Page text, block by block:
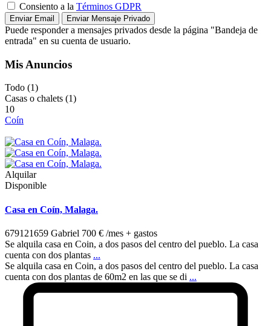
Consiento a la Términos GDPR
Puede responder a mensajes privados desde la página "Bandeja de
entrada" en su cuenta de usuario.
Mis Anuncios
Todo (1)
Casas o chalets (1)
10
Coín
Alquilar
Disponible
Casa en Coín, Malaga.
679121659 Gabriel 700 € /mes + gastos
Se alquila casa en Coin, a dos pasos del centro del pueblo. La casa
cuenta con dos plantas ...
Se alquila casa en Coin, a dos pasos del centro del pueblo. La casa
cuenta con dos plantas de 60m2 en las que se di ...